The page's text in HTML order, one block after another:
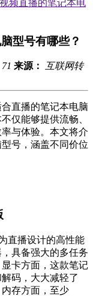
频直播的笔记本电
型号有哪些？
71 来源： 互联网转
直播的笔记本电脑
仅能够提供流畅、
与体验。本文将介
号，涵盖不同价位
直播设计的高性能
具备强大的多任务
卡方面，这款笔记
码，大大减轻了
存方面，至少